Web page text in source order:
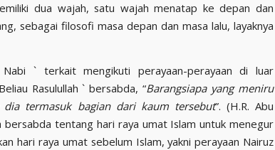
dua wajah, satu wajah menatap ke depan dan
sebagai filosofi masa depan dan masa lalu, layaknya
` terkait mengikuti perayaan-perayaan di luar
Rasulullah ` bersabda, “Barangsiapa yang meniru
dia termasuk bagian dari kaum tersebut”. (H.R. Abu
bersabda tentang hari raya umat Islam untuk menegur
hari raya umat sebelum Islam, yakni perayaan Nairuz